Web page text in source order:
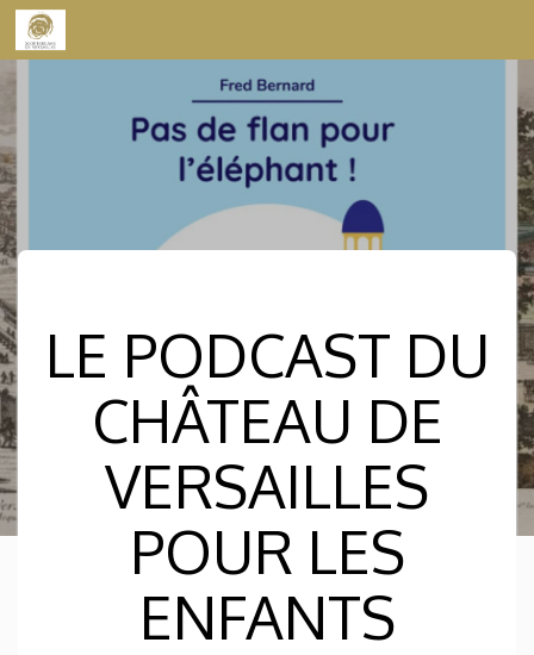
Skip to content
LE PODCAST DU
CHÂTEAU DE
VERSAILLES
POUR LES
ENFANTS